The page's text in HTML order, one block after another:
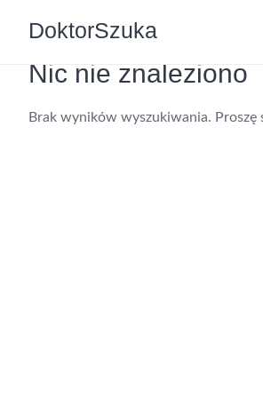
DoktorSzuka
Nic nie znaleziono
Brak wyników wyszukiwania.